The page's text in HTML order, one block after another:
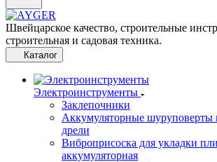
Швейцарское качество, строительные
строительная и садовая техника.
Каталог
Электроинструменты
Заклепочники
Аккумуляторные шуруповерты
дрели
Виброприсоска для укладки
аккумуляторная